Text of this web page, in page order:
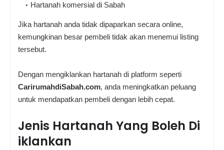
Hartanah komersial di Sabah
Jika hartanah anda tidak dipaparkan secara online,
kemungkinan besar pembeli tidak akan menemui listing
tersebut.
Dengan mengiklankan hartanah di platform seperti
CarirumahdiSabah.com, anda meningkatkan peluang
untuk mendapatkan pembeli dengan lebih cepat.
Jenis Hartanah Yang Boleh Di
iklankan